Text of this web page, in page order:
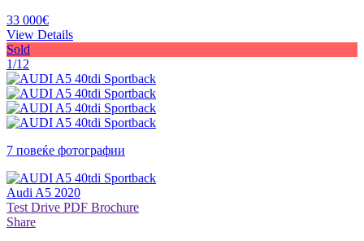
33 000€
View Details
Sold
1/12
7 повеќе фотографии
Audi A5 2020
Test Drive PDF Brochure
Share